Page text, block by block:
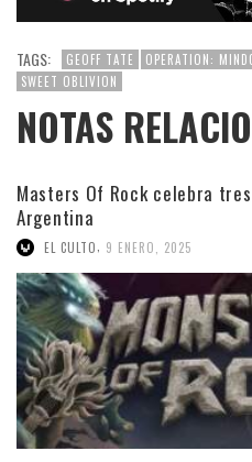
TAGS: GEOFF TATE OPERATION:
SWEET OBLIVION
NOTAS
Masters Of Rock celebra
Argentina
EL CULTO, 9 ENERO, 2025